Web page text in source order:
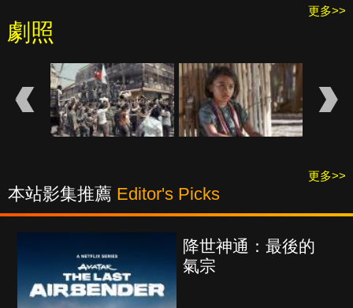
更多>>
劇照
更多>>
本站影集推薦 Editor's Picks
降世神通：最後的
氣宗